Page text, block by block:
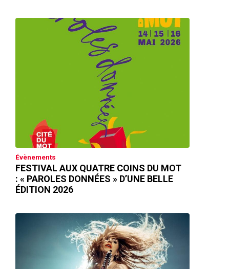
Évènements
FESTIVAL AUX QUATRE COINS DU MOT
: « PAROLES DONNÉES » D’UNE BELLE
ÉDITION 2026